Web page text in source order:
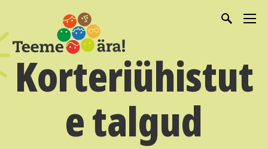
Korteriühistut
e talgud